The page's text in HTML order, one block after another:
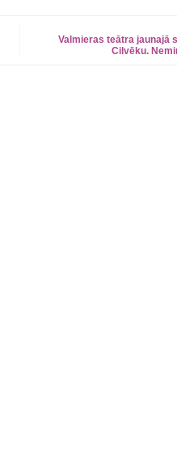
Valmieras teātra jaunajā
Cilvēku.